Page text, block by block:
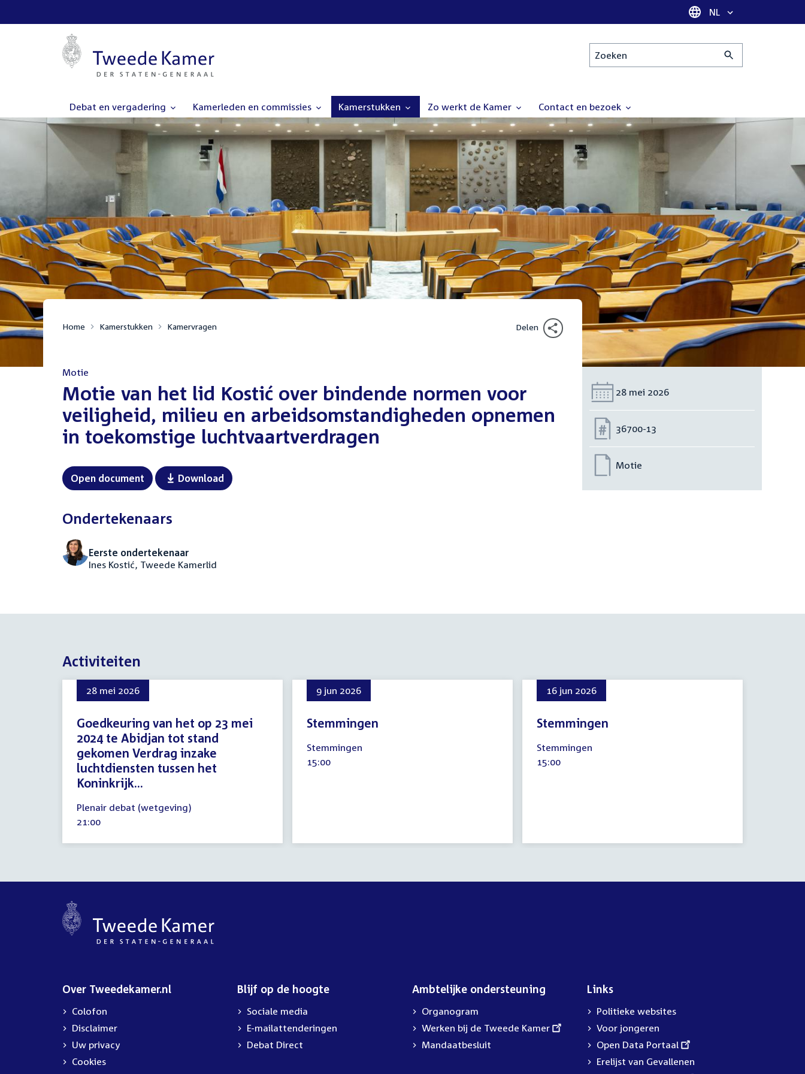
Taal selectie
NL
Zoeken
Debat en vergadering Kamerleden en commissies Kamerstukken Zo werkt de Kamer Contact en bezoek
Home Kamerstukken Kamervragen Delen
Motie
:Motie van het lid Kostić over bindende normen voor
veiligheid, milieu en arbeidsomstandigheden opnemen
in toekomstige luchtvaartverdragen
Open document Download
Ondertekenaars
Eerste ondertekenaar
Ines Kostić, Tweede Kamerlid
Datum:
28 mei 2026
Nummer:
36700-13
Motie
Activiteiten
28 mei 2026
Goedkeuring van het op 23 mei
2024 te Abidjan tot stand
gekomen Verdrag inzake
luchtdiensten tussen het
Koninkrijk...
mei
2026
Plenair debat (wetgeving)
Tijd
21:00
9 jun 2026
Stemmingen
juni
2026
Stemmingen
Tijd
15:00
16 jun 2026
Stemmingen
juni
2026
Stemmingen
Tijd
15:00
Over Tweedekamer.nl
Colofon
Disclaimer
Uw privacy
Cookies
Blijf op de hoogte
Sociale media
E-mailattenderingen
Debat Direct
Ambtelijke ondersteuning
Organogram
External
link:
Werken bij de Tweede Kamer
Mandaatbesluit
Links
Politieke websites
Voor jongeren
External
link:
Open Data Portaal
Erelijst van Gevallenen